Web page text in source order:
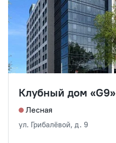
Клубный дом «G9»
Лесная
ул. Грибалёвой, д. 9